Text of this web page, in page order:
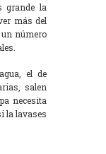
grande la
más del
un número
el de
salen
necesita
la lavases